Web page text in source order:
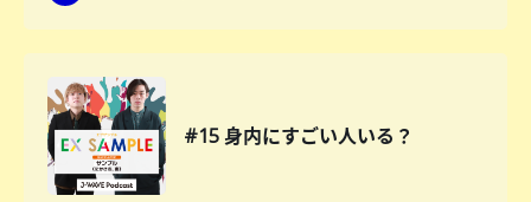
#15 身内にすごい人いる？